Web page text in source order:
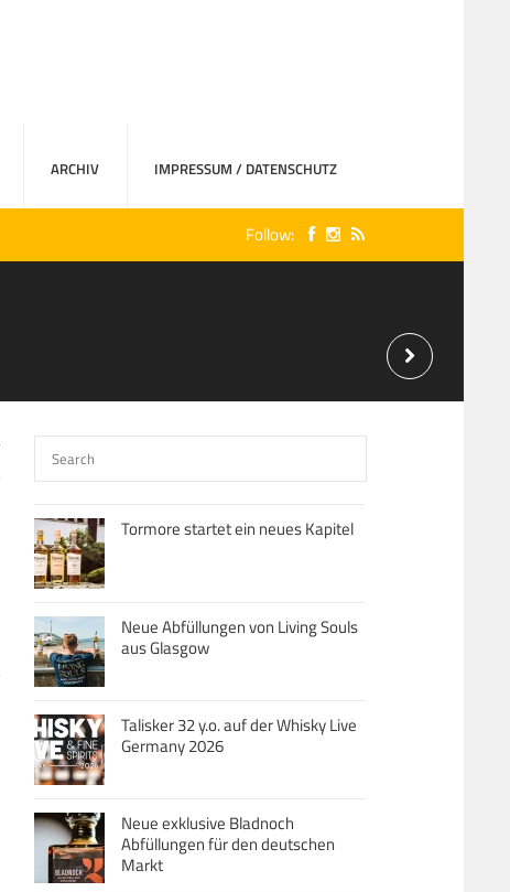
ARCHIV IMPRESSUM / DATENSCHUTZ
Follow:
Tormore startet ein neues Kapitel
Neue Abfüllungen von Living Souls
aus Glasgow
Talisker 32 y.o. auf der Whisky Live
Germany 2026
Neue exklusive Bladnoch
Abfüllungen für den deutschen
Markt